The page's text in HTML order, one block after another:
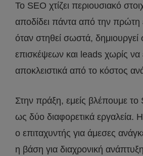
Το SEO χτίζει περιουσιακό
αποδίδει πάντα από την
όταν στηθεί σωστά,
επισκέψεων και leads χωρίς να
αποκλειστικά από το κόστος
Στην πράξη, εμείς βλέπουμε το
ως δύο διαφορετικά εργαλεία. Η
ο επιταχυντής για άμεσες
η βάση για διαχρονική